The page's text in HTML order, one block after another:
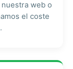
web o
el coste